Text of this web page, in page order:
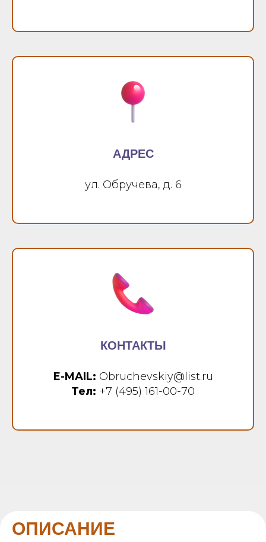
АДРЕС
ул. Обручева, д. 6
КОНТАКТЫ
E-MAIL: Obruchevskiy@list.ru
Тел: +7 (495) 161-00-70
ОПИСАНИЕ